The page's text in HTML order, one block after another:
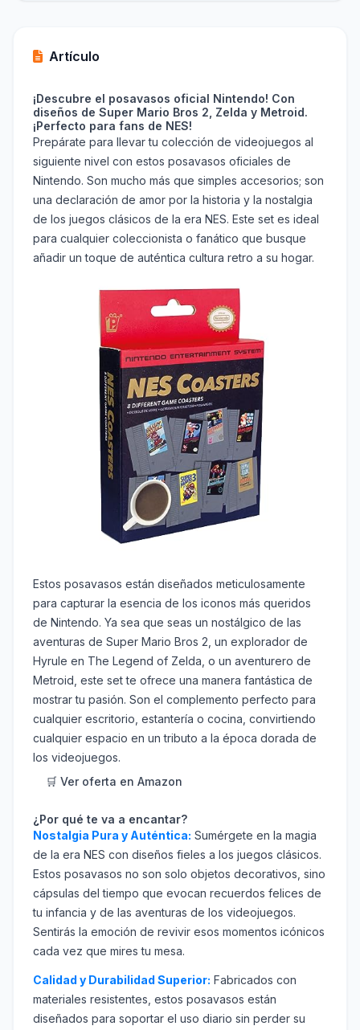
Artículo
¡Descubre el posavasos oficial Nintendo! Con
diseños de Super Mario Bros 2, Zelda y Metroid.
¡Perfecto para fans de NES!
Prepárate para llevar tu colección de videojuegos al
siguiente nivel con estos posavasos oficiales de
Nintendo. Son mucho más que simples accesorios; son
una declaración de amor por la historia y la nostalgia
de los juegos clásicos de la era NES. Este set es ideal
para cualquier coleccionista o fanático que busque
añadir un toque de auténtica cultura retro a su hogar.
Estos posavasos están diseñados meticulosamente
para capturar la esencia de los iconos más queridos
de Nintendo. Ya sea que seas un nostálgico de las
aventuras de Super Mario Bros 2, un explorador de
Hyrule en The Legend of Zelda, o un aventurero de
Metroid, este set te ofrece una manera fantástica de
mostrar tu pasión. Son el complemento perfecto para
cualquier escritorio, estantería o cocina, convirtiendo
cualquier espacio en un tributo a la época dorada de
los videojuegos.
🛒 Ver oferta en Amazon
¿Por qué te va a encantar?
Nostalgia Pura y Auténtica: Sumérgete en la magia
de la era NES con diseños fieles a los juegos clásicos.
Estos posavasos no son solo objetos decorativos, sino
cápsulas del tiempo que evocan recuerdos felices de
tu infancia y de las aventuras de los videojuegos.
Sentirás la emoción de revivir esos momentos icónicos
cada vez que mires tu mesa.
Calidad y Durabilidad Superior: Fabricados con
materiales resistentes, estos posavasos están
diseñados para soportar el uso diario sin perder su